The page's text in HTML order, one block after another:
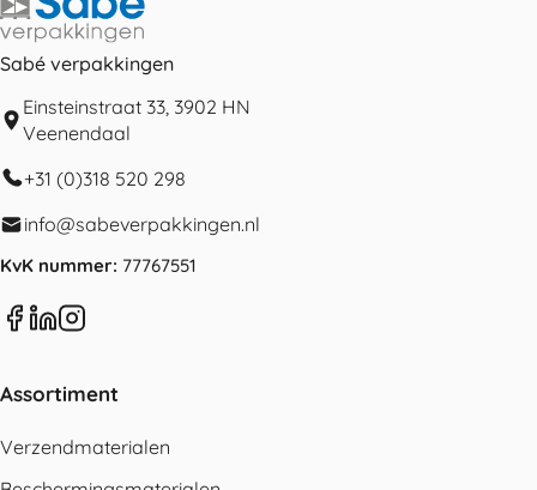
Sabé verpakkingen
Einsteinstraat 33, 3902 HN
Veenendaal
+31 (0)318 520 298
info@sabeverpakkingen.nl
KvK nummer: 77767551
Assortiment
Verzendmaterialen